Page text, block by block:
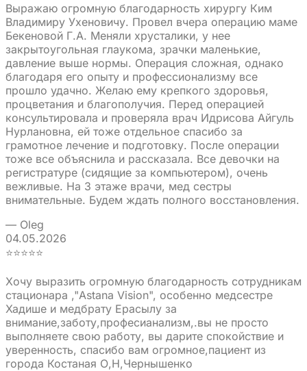
Выражаю огромную благодарность хирургу Ким
Владимиру Ухеновичу. Провел вчера операцию маме
Бекеновой Г.А. Меняли хрусталики, у нее
закрытоугольная глаукома, зрачки маленькие,
давление выше нормы. Операция сложная, однако
благодаря его опыту и профессионализму все
прошло удачно. Желаю ему крепкого здоровья,
процветания и благополучия. Перед операцией
консультировала и проверяла врач Идрисова Айгуль
Нурлановна, ей тоже отдельное спасибо за
грамотное лечение и подготовку. После операции
тоже все объяснила и рассказала. Все девочки на
регистратуре (сидящие за компьютером), очень
вежливые. На 3 этаже врачи, мед сестры
внимательные. Будем ждать полного восстановления.
— Oleg
04.05.2026
⭐⭐⭐⭐⭐
Хочу выразить огромную благодарность сотрудникам
стационара ,"Astana Vision", особенно медсестре
Хадише и медбрату Ерасылу за
внимание,заботу,професианализм,.вы не просто
выполняете свою работу, вы дарите спокойствие и
уверенность, спасибо вам огромное,пациент из
города Костаная О,Н,Чернышенко